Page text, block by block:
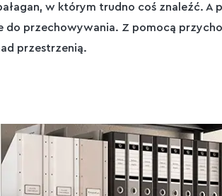
w którym trudno coś znaleźć.
do przechowywania. Z pomocą
przestrzenią.